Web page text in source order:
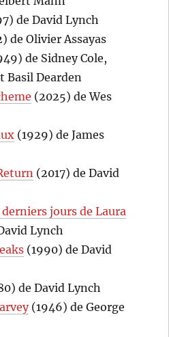
de David Lynch
de Olivier Assayas
de Sidney Cole,
Basil Dearden
(2025) de Wes
(1929) de James
(2017) de David
jours de Laura
Lynch
(1990) de David
de David Lynch
(1946) de George